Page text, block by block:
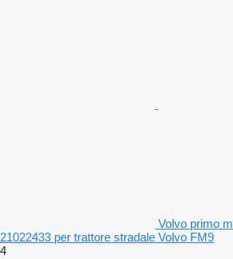
Volvo primo
21022433 per trattore stradale Volvo FM9
4